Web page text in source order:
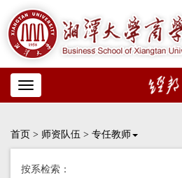
Toggle
navigation
首页 > 师资队伍 > 专任教师
按系检索：